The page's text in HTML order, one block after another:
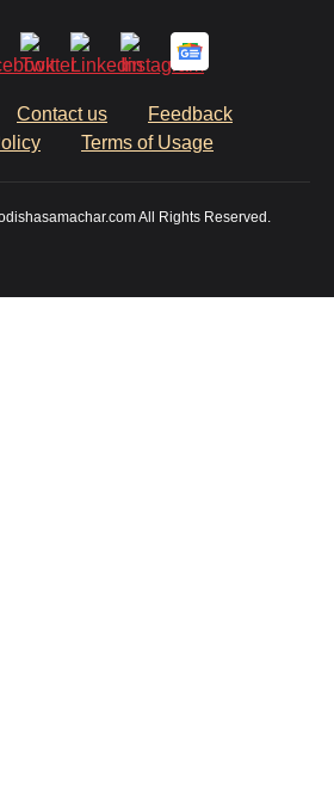
Contact us
Feedback
Terms of Usage
All Rights Reserved.